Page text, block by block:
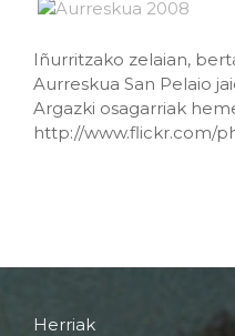
Iñurritzako zelaian,
Aurreskua San Pelaio
Argazki osagarriak
http://www.flickr.com/
Herriak